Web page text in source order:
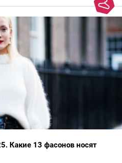
Какие 13 фасонов носят